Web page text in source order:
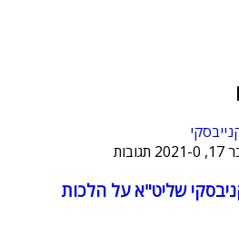
-0 תגובות
שליט"א על הלכות